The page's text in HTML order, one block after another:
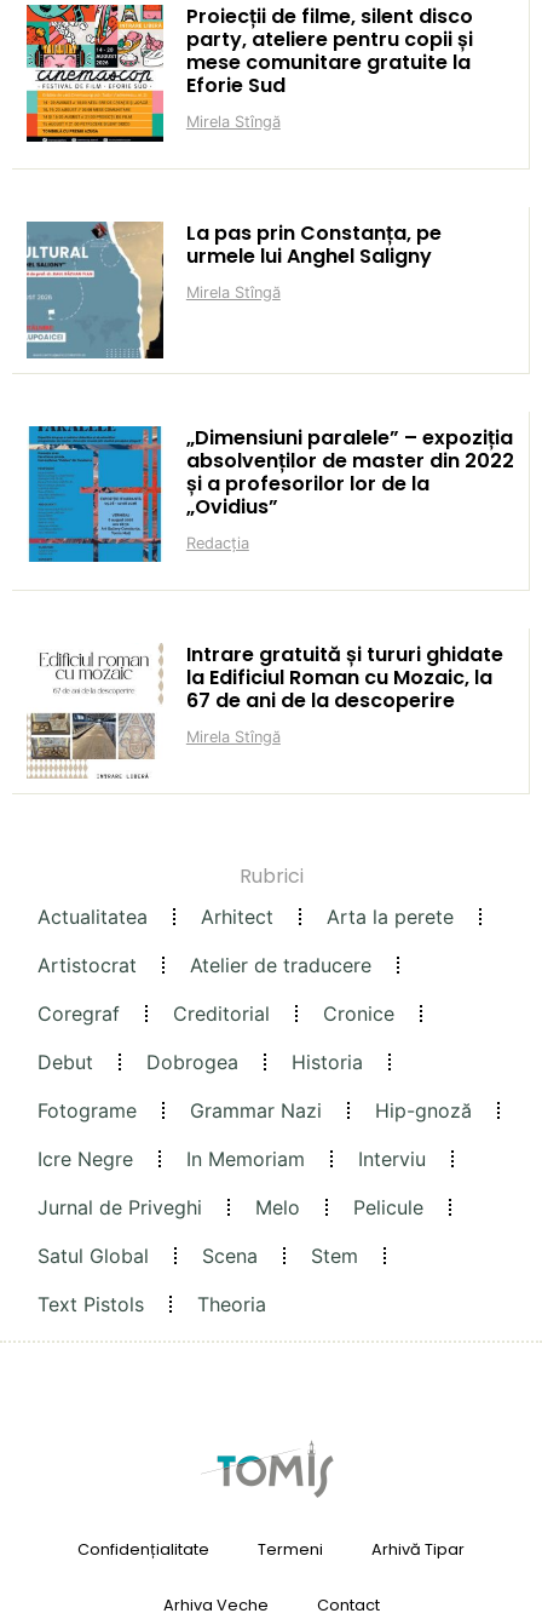
Proiecții de filme, silent disco
party, ateliere pentru copii și
mese comunitare gratuite la
Eforie Sud
Mirela Stîngă
La pas prin Constanța, pe
urmele lui Anghel Saligny
Mirela Stîngă
„Dimensiuni paralele” – expoziția
absolvenților de master din 2022
și a profesorilor lor de la
„Ovidius”
Redacția
Intrare gratuită și tururi ghidate
la Edificiul Roman cu Mozaic, la
67 de ani de la descoperire
Mirela Stîngă
Rubrici
Actualitatea Arhitect
Arta la perete
Artistocrat
Atelier de traducere
Coregraf
Creditorial
Cronice
Debut
Dobrogea
Historia
Fotograme
Grammar Nazi
Hip-gnoză
Icre Negre
In Memoriam
Interviu
Jurnal de Priveghi
Melo
Pelicule
Satul Global
Scena
Stem
Text Pistols
Theoria
Confidențialitate Termeni Arhivă Tipar
Arhiva Veche Contact